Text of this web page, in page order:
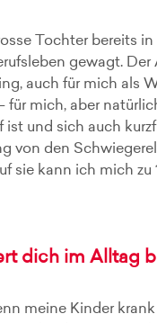
Tochter bereits
gewagt.
auch für mich als
für mich, aber
ist und sich auch
von den
sie kann ich mich zu
dich im Alltag
meine Kinder